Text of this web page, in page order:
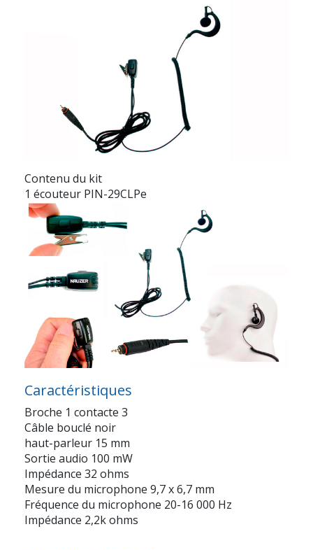
Contenu du kit
1 écouteur PIN-29CLPe
Caractéristiques
Broche 1 contacte 3
Câble bouclé noir
haut-parleur 15 mm
Sortie audio 100 mW
Impédance 32 ohms
Mesure du microphone 9,7 x 6,7 mm
Fréquence du microphone 20-16 000 Hz
Impédance 2,2k ohms